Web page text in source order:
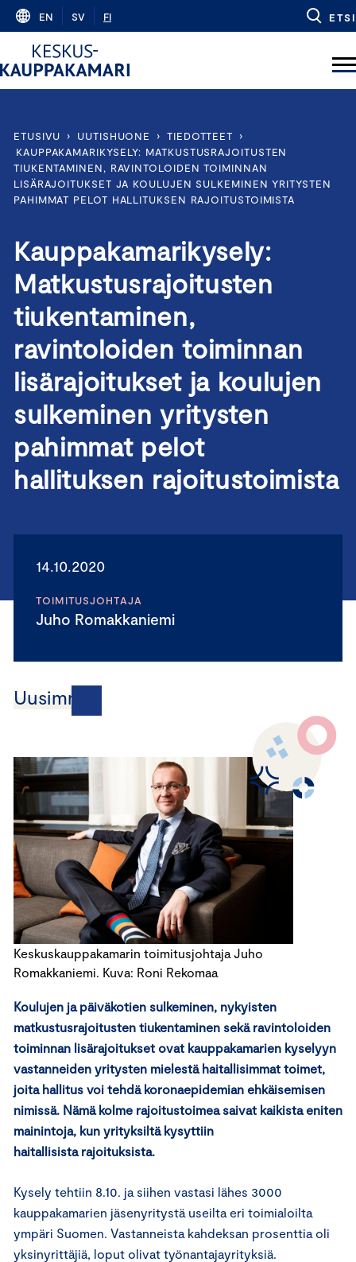
Skip
content
EN SV FI ETSI
ETUSIVU › UUTISHUONE › TIEDOTTEET
›
KAUPPAKAMARIKYSELY: MATKUSTUSRAJOITUSTEN
TIUKENTAMINEN, RAVINTOLOIDEN TOIMINNAN
LISÄRAJOITUKSET JA KOULUJEN SULKEMINEN YRITYSTEN
PAHIMMAT PELOT HALLITUKSEN RAJOITUSTOIMISTA
Kauppakamarikysely:
Matkustusrajoitusten
tiukentaminen,
ravintoloiden toiminnan
lisärajoitukset ja koulujen
sulkeminen yritysten
pahimmat pelot
hallituksen rajoitustoimista
14.10.2020
TOIMITUSJOHTAJA
Juho Romakkaniemi
Uusimmat
Keskuskauppakamarin toimitusjohtaja Juho
Romakkaniemi. Kuva: Roni Rekomaa
Koulujen ja päiväkotien sulkeminen, nykyisten
matkustusrajoitusten tiukentaminen sekä ravintoloiden
toiminnan lisärajoitukset ovat kauppakamarien kyselyyn
vastanneiden yritysten mielestä haitallisimmat toimet,
joita hallitus voi tehdä koronaepidemian ehkäisemisen
nimissä. Nämä kolme rajoitustoimea saivat kaikista eniten
mainintoja, kun yrityksiltä kysyttiin
haitallisista rajoituksista.
Kysely tehtiin 8.10. ja siihen vastasi lähes 3000
kauppakamarien jäsenyritystä useilta eri toimialoilta
ympäri Suomen. Vastanneista kahdeksan prosenttia oli
yksinyrittäjiä, loput olivat työnantajayrityksiä.